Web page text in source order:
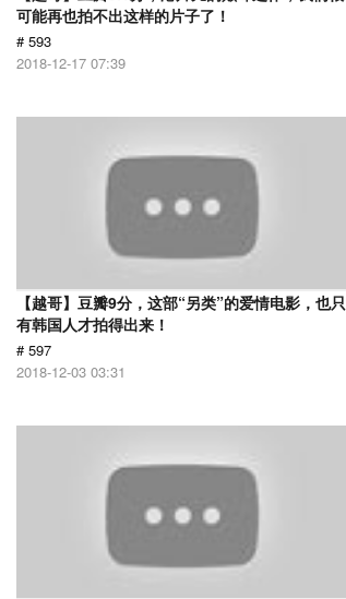
可能再也拍不出这样的片子了！
# 593
2018-12-17 07:39
【越哥】豆瓣9分，这部“另类”的爱情电影，也只
有韩国人才拍得出来！
# 597
2018-12-03 03:31